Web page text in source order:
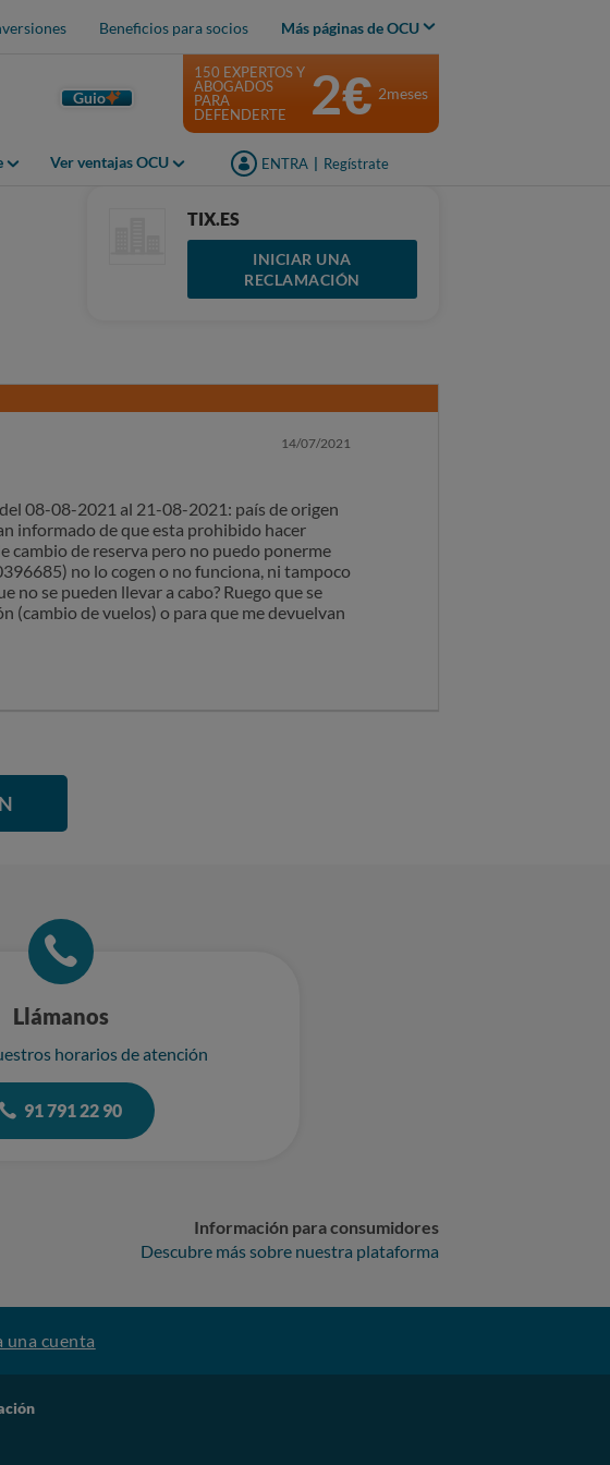
Beneficios para socios Más páginas de OCU
Guio
Ver ventajas OCU ENTRA Regístrate
150 EXPERTOS Y
ABOGADOS
PARA
DEFENDERTE
2€ 2meses
TIX.ES
INICIAR UNA
RECLAMACIÓN
14/07/2021
08-08-2021 al 21-08-2021: país de origen
informado de que esta prohibido hacer
cambio de reserva pero no puedo ponerme
no lo cogen o no funciona, ni tampoco
no se pueden llevar a cabo? Ruego que se
(cambio de vuelos) o para que me devuelvan
Llámanos
horarios de atención
91 791 22 90
Información para consumidores
Descubre más sobre nuestra plataforma
una cuenta